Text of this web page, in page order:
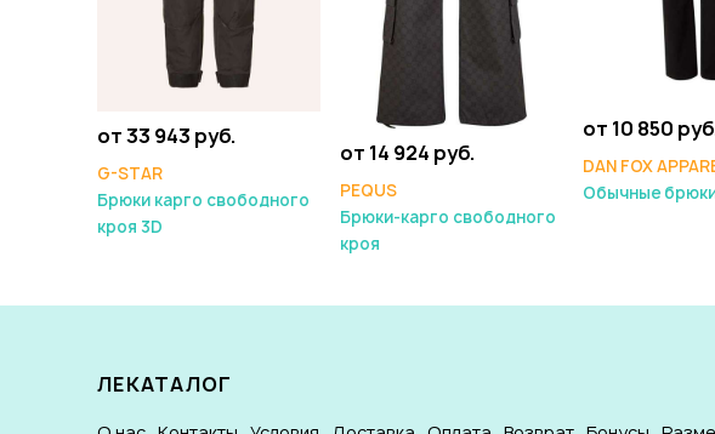
от 33 943 руб.
G-STAR
Брюки карго свободного
кроя 3D
от 14 924 руб.
PEQUS
Брюки-карго свободного
кроя
от 10 850
DAN FOX
Обычные
ЛЕКАТАЛОГ